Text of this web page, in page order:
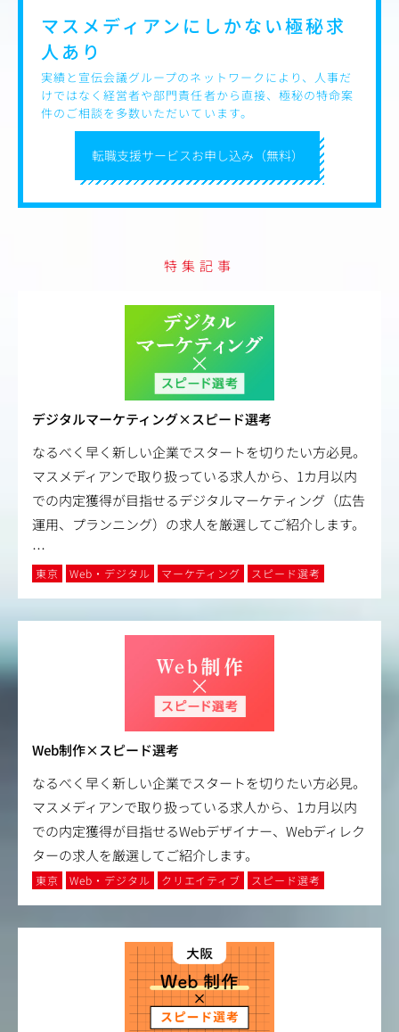
【キャリアプラン】
広告事業のプロフェッショナルを目指すという一つのスペ
シャリストキャリアや、
イベント事業領域やHR領域の営業など、将来的に幅広いキ
ャリアパスが可能
（異動・出向によるキャリア形成、グループ内外において
転職支援サービスお申し込み（無料）
マスメディアンにしかない極秘求
人あり
実績と宣伝会議グループのネットワークにより、人事だ
けではなく経営者や部門責任者から直接、極秘の特命案
件のご相談を多数いただいています。
特集記事
デジタルマーケティング×スピード選考
なるべく早く新しい企業でスタートを切りたい方必見。
マスメディアンで取り扱っている求人から、1カ月以内
での内定獲得が目指せるデジタルマーケティング（広告
運用、プランニング）の求人を厳選してご紹介します。
…
東京 Web・デジタル マーケティング スピード選考
Web制作×スピード選考
なるべく早く新しい企業でスタートを切りたい方必見。
マスメディアンで取り扱っている求人から、1カ月以内
での内定獲得が目指せるWebデザイナー、Webディレク
ターの求人を厳選してご紹介します。
東京 Web・デジタル クリエイティブ スピード選考